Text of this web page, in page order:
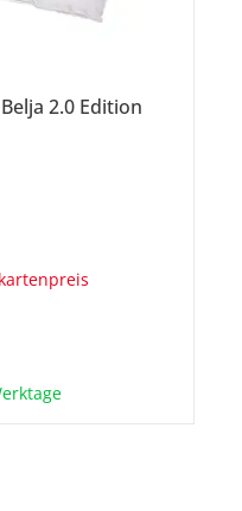
Belja 2.0 Edition